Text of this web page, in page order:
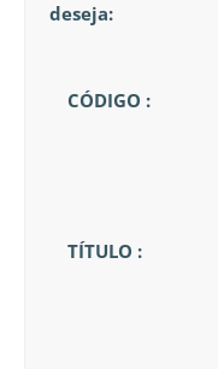
deseja:
CÓDIGO :
TÍTULO :